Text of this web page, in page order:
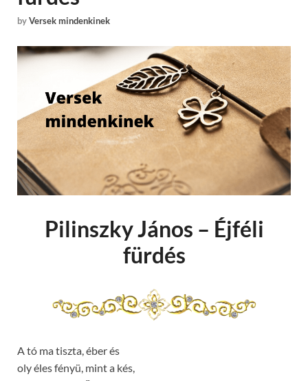
byVersek mindenkinek
Pilinszky János – Éjféli
fürdés
A tó ma tiszta, éber és
oly éles fényü, mint a kés,